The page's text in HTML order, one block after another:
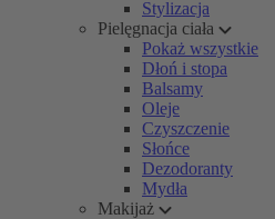
Stylizacja
Pielęgnacja ciała
Pokaż wszystkie
Dłoń i stopa
Balsamy
Oleje
Czyszczenie
Słońce
Dezodoranty
Mydła
Makijaż